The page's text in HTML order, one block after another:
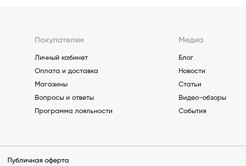
Покупателям
Личный кабинет
Оплата и доставка
Магазины
Вопросы и ответы
Программа лояльности
Медиа
Блог
Новости
Статьи
Видео-обзоры
События
Публичная оферта